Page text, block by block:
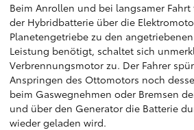
Beim Anrollen und bei langsamer
der Hybridbatterie über die
Planetengetriebe zu den
Leistung benötigt, schaltet sich
Verbrennungsmotor zu. Der Fahrer
Anspringen des Ottomotors noch
beim Gaswegnehmen oder Bremsen
und über den Generator die Batterie
wieder geladen wird.